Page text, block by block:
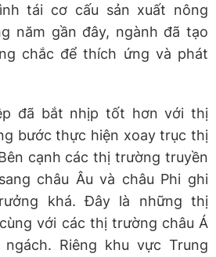
tái cơ cấu sản xuất nông
năm gần đây, ngành đã tạo
chắc để thích ứng và phát
đã bắt nhịp tốt hơn với thị
bước thực hiện xoay trục thị
cạnh các thị trường truyền
châu Âu và châu Phi ghi
khá. Đây là những thị
với các thị trường châu Á
Riêng khu vực Trung